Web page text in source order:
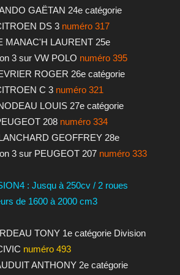
GAËTAN 24e catégorie
DS 3 numéro 317
MANAC'H LAURENT 25e
3 sur VW POLO numéro 395
ROGER 26e catégorie
C 3 numéro 321
LOUIS 27e catégorie
208 numéro 334
GEOFFREY 28e
3 sur PEUGEOT 207 numéro 333
: Jusqu à 250cv / 2 roues
de 1600 à 2000 cm3
TONY 1e catégorie Division
numéro 493
ANTHONY 2e catégorie